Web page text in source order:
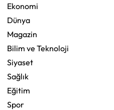
Ekonomi
Dünya
Magazin
Bilim ve Teknoloji
Siyaset
Sağlık
Eğitim
Spor